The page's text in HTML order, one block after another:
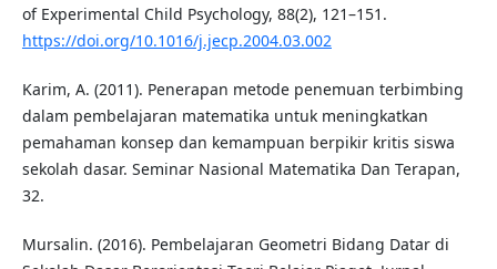
of Experimental Child Psychology, 88(2), 121–151.
https://doi.org/10.1016/j.jecp.2004.03.002
Karim, A. (2011). Penerapan metode penemuan terbimbing
dalam pembelajaran matematika untuk meningkatkan
pemahaman konsep dan kemampuan berpikir kritis siswa
sekolah dasar. Seminar Nasional Matematika Dan Terapan,
32.
Mursalin. (2016). Pembelajaran Geometri Bidang Datar di